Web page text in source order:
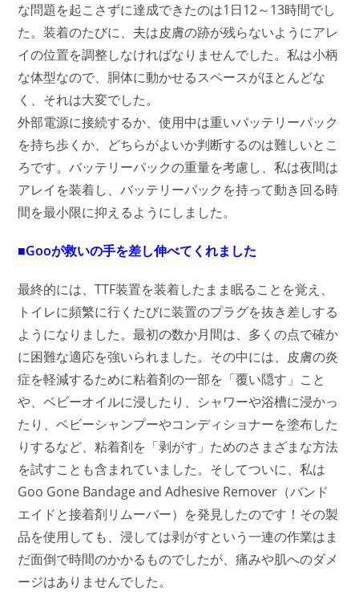
な問題を起こさずに達成できたのは1日12～13時間でし
た。装着のたびに、夫は皮膚の跡が残らないようにアレ
イの位置を調整しなければなりませんでした。私は小柄
な体型なので、胴体に動かせるスペースがほとんどな
く、それは大変でした。
外部電源に接続するか、使用中は重いバッテリーパック
を持ち歩くか、どちらがよいか判断するのは難しいとこ
ろです。バッテリーパックの重量を考慮し、私は夜間は
アレイを装着し、バッテリーパックを持って動き回る時
間を最小限に抑えるようにしました。
■Gooが救いの手を差し伸べてくれました
最終的には、TTF装置を装着したまま眠ることを覚え、
トイレに頻繁に行くたびに装置のプラグを抜き差しする
ようになりました。最初の数か月間は、多くの点で確か
に困難な適応を強いられました。その中には、皮膚の炎
症を軽減するために粘着剤の一部を「覆い隠す」こと
や、ベビーオイルに浸したり、シャワーや浴槽に浸かっ
たり、ベビーシャンプーやコンディショナーを塗布した
りするなど、粘着剤を「剥がす」ためのさまざまな方法
を試すことも含まれていました。そしてついに、私は
Goo Gone Bandage and Adhesive Remover（バンド
エイドと接着剤リムーバー）を発見したのです！その製
品を使用しても、浸しては剥がすという一連の作業はま
だ面倒で時間のかかるものでしたが、痛みや肌へのダメ
ージはありませんでした。